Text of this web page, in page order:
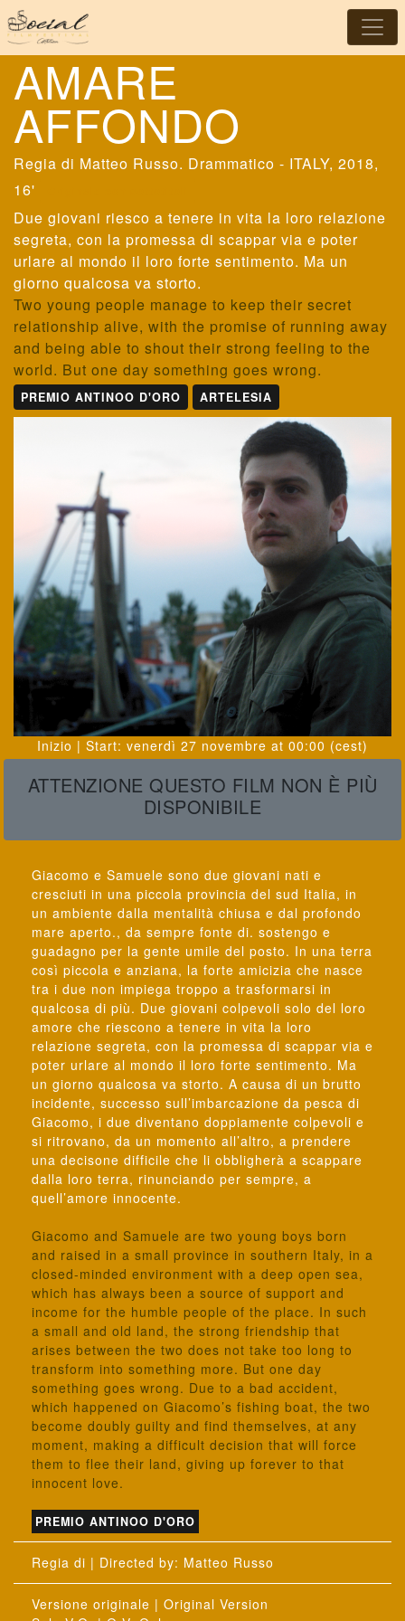
AMARE
AFFONDO
Matteo Russo. Drammatico - ITALY, 2018,
16'
Due giovani riesco a tenere in vita la loro relazione
segreta, con la promessa di scappar via e poter
urlare al mondo il loro forte sentimento. Ma un
giorno qualcosa va storto.
Two young people manage to keep their secret
relationship alive, with the promise of running away
and being able to shout their strong feeling to the
world. But one day something goes wrong.
PREMIO ANTINOO D'ORO ARTELESIA
Inizio | Start: venerdì 27 novembre at 00:00 (cest)
ATTENZIONE QUESTO FILM NON È PIÙ
DISPONIBILE
Giacomo e Samuele sono due giovani nati e
cresciuti in una piccola provincia del sud Italia, in
un ambiente dalla mentalità chiusa e dal profondo
mare aperto., da sempre fonte di. sostengo e
guadagno per la gente umile del posto. In una terra
così piccola e anziana, la forte amicizia che nasce
tra i due non impiega troppo a trasformarsi in
qualcosa di più. Due giovani colpevoli solo del loro
amore che riescono a tenere in vita la loro
relazione segreta, con la promessa di scappar via e
poter urlare al mondo il loro forte sentimento. Ma
un giorno qualcosa va storto. A causa di un brutto
incidente, successo sull’imbarcazione da pesca di
Giacomo, i due diventano doppiamente colpevoli e
si ritrovano, da un momento all’altro, a prendere
una decisone difficile che li obbligherà a scappare
dalla loro terra, rinunciando per sempre, a
quell’amore innocente.
Giacomo and Samuele are two young boys born
and raised in a small province in southern Italy, in a
closed-minded environment with a deep open sea,
which has always been a source of support and
income for the humble people of the place. In such
a small and old land, the strong friendship that
arises between the two does not take too long to
transform into something more. But one day
something goes wrong. Due to a bad accident,
which happened on Giacomo’s fishing boat, the two
become doubly guilty and find themselves, at any
moment, making a difficult decision that will force
them to flee their land, giving up forever to that
innocent love.
PREMIO ANTINOO D'ORO
: Matteo Russo